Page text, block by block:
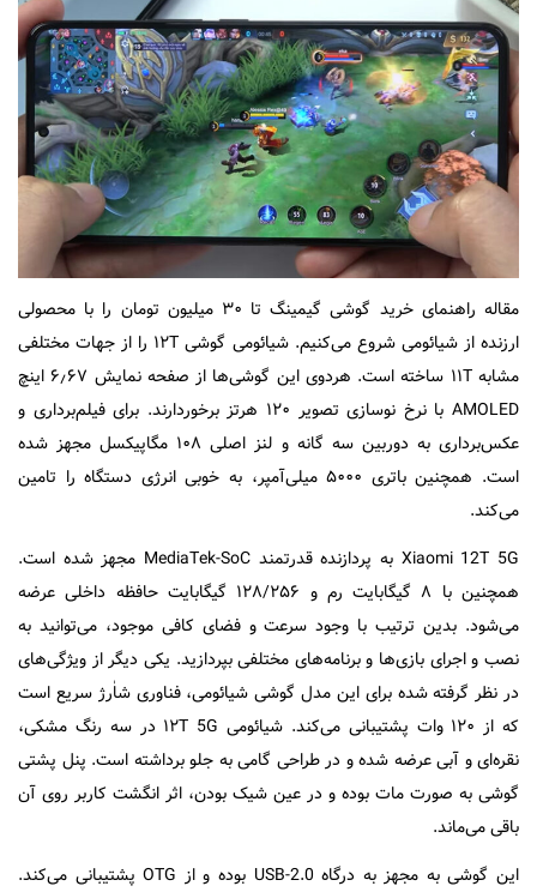
مقاله راهنمای خرید گوشی گیمینگ تا ۳۰ میلیون تومان را با محصولی
ارزنده از شیائومی شروع می‌کنیم. شیائومی گوشی ۱۲T را از جهات مختلفی
مشابه ۱۱T ساخته است. هردوی این گوشی‌ها از صفحه نمایش ۶٫۶۷ اینچ
AMOLED با نرخ نوسازی تصویر ۱۲۰ هرتز برخوردارند. برای فیلم‌برداری و
عکس‌‌برداری به دوربین سه گانه و لنز اصلی ۱۰۸ مگاپیکسل مجهز شده
است. همچنین باتری ۵۰۰۰ میلی‌آمپر، به خوبی انرژی دستگاه را تامین
می‌کند.
Xiaomi 12T 5G به پردازنده قدرتمند MediaTek-SoC مجهز شده است.
همچنین با ۸ گیگابایت رم و ۱۲۸/۲۵۶ گیگابایت حافظه داخلی عرضه
می‌شود. بدین ترتیب با وجود سرعت و فضای کافی موجود، می‌توانید به
نصب و اجرای بازی‌ها و برنامه‌های مختلفی بپردازید. یکی دیگر از ویژگی‌های
در نظر گرفته شده برای این مدل گوشی شیائومی، فناوری شاٰرژ سریع است
که از ۱۲۰ وات پشتیبانی می‌کند. شیائومی ۱۲T 5G در سه رنگ مشکی،
نقره‌ای و آبی عرضه شده و در طراحی گامی به جلو برداشته است. پنل پشتی
گوشی به صورت مات بوده و در عین شیک بودن، اثر انگشت کاربر روی آن
باقی می‌ماند.
این گوشی به مجهز به درگاه USB-2.0 بوده و از OTG پشتیبانی می‌کند.